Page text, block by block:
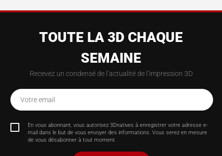
TOUTE LA 3D CHAQUE
SEMAINE
Recevez un condensé de l’actualité de l’impression 3D
Votre email
En vous abonnant, vous autorisez 3Dnatives à enregistrer votre adresse e-
mail dans le but de vous envoyer des informations. Vous serez en mesure
de vous désabonner à tout moment.